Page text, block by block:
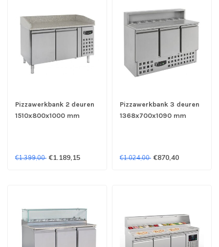
Pizzawerkbank 2 deuren
1510x800x1000 mm
€1.399,00 €1.189,15
Pizzawerkbank 3 deuren
1368x700x1090 mm
€1.024,00 €870,40